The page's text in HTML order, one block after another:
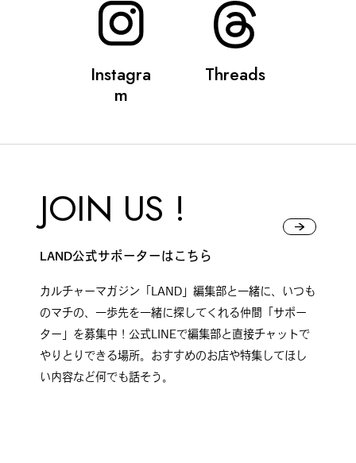
Instagra
m
Threads
JOIN US !
LAND公式サポーターはこちら
カルチャーマガジン「LAND」編集部と一緒に、いつも
のマチの、一歩先を一緒に探してくれる仲間「サポー
ター」を募集中！公式LINEで編集部と直接チャットで
やりとりできる場所。おすすめのお店や特集してほし
い内容など何でも話そう。